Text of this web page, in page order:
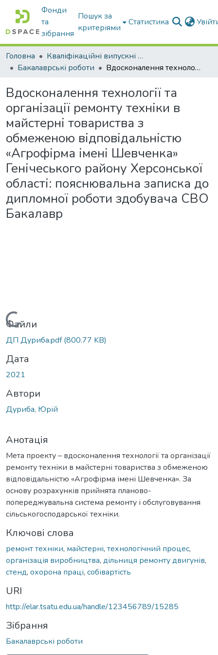
Фонди
та
зібрання
Пошук за
критеріями
Статистика
Головна
Кваліфікаційні випускні роботи бакалаврів і магістрів
Бакалаврські роботи
Вдосконалення технології та організації ремонту техніки в майстерні товариства з обмеженою відповідальністю «Агрофірма імені Шевченка» Генічеського району Херсонської області: пояснювальна записка до дипломної роботи здобувача СВО Бакалавр
Вдосконалення технології та
організації ремонту техніки в
майстерні товариства з
обмеженою відповідальністю
«Агрофірма імені Шевченка»
Генічеського району Херсонської
області: пояснювальна записка до
дипломної роботи здобувача СВО
Бакалавр
Вантажиться...
Файли
ДП Дуриба.pdf(800.77 KB)
Дата
2021
Автори
Дуриба, Юрій
Анотація
Мета проекту – вдосконалення технології та організації
ремонту техніки в майстерні товариства з обмеженою
відповідальністю «Агрофірма імені Шевченка». За
основу розрахунків прийнята планово-
попереджувальна система ремонту і обслуговування
сільськогосподарської техніки.
Ключові слова
ремонт техніки, майстерні, технологічний процес,
організація виробництва, дільниця ремонту двигунів,
стенд, охорона праці, собівартість
URI
http://elar.tsatu.edu.ua/handle/123456789/15285
Зібрання
Бакалаврські роботи